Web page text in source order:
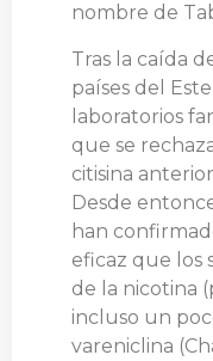
nombre de
Tras la caída
países del
laboratorios
que se
citisina
Desde
han
eficaz que los
de la nicotina
incluso un
vareniclina